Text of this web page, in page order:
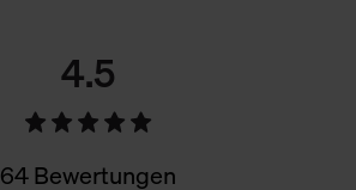
4.5
64 Bewertungen